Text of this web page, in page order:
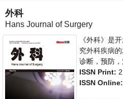
外科
Hans Journal of Surgery
《外科》是
究外科疾病
诊断，预防，
想创新、学
学术性、思
ISSN Print:
ISSN Online: